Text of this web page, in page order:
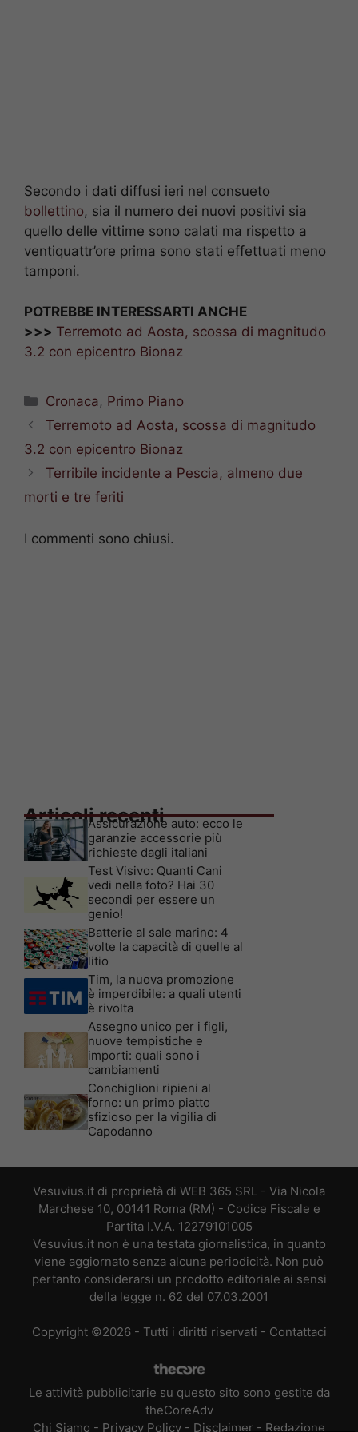
Secondo i dati diffusi ieri nel consueto
bollettino, sia il numero dei nuovi positivi sia
quello delle vittime sono calati ma rispetto a
ventiquattr’ore prima sono stati effettuati meno
tamponi.
POTREBBE INTERESSARTI ANCHE
>>> Terremoto ad Aosta, scossa di magnitudo
3.2 con epicentro Bionaz
Categorie
Cronaca, Primo Piano
Terremoto ad Aosta, scossa di magnitudo
3.2 con epicentro Bionaz
Terribile incidente a Pescia, almeno due
morti e tre feriti
I commenti sono chiusi.
Articoli recenti
Assicurazione auto: ecco le
garanzie accessorie più
richieste dagli italiani
Test Visivo: Quanti Cani
vedi nella foto? Hai 30
secondi per essere un
genio!
Batterie al sale marino: 4
volte la capacità di quelle al
litio
Tim, la nuova promozione
è imperdibile: a quali utenti
è rivolta
Assegno unico per i figli,
nuove tempistiche e
importi: quali sono i
cambiamenti
Conchiglioni ripieni al
forno: un primo piatto
sfizioso per la vigilia di
Capodanno
Vesuvius.it di proprietà di WEB 365 SRL - Via Nicola
Marchese 10, 00141 Roma (RM) - Codice Fiscale e
Partita I.V.A. 12279101005
Vesuvius.it non è una testata giornalistica, in quanto
viene aggiornato senza alcuna periodicità. Non può
pertanto considerarsi un prodotto editoriale ai sensi
della legge n. 62 del 07.03.2001
Copyright ©2026 - Tutti i diritti riservati - Contattaci
Le attività pubblicitarie su questo sito sono gestite da
theCoreAdv
Chi Siamo - Privacy Policy - Disclaimer - Redazione